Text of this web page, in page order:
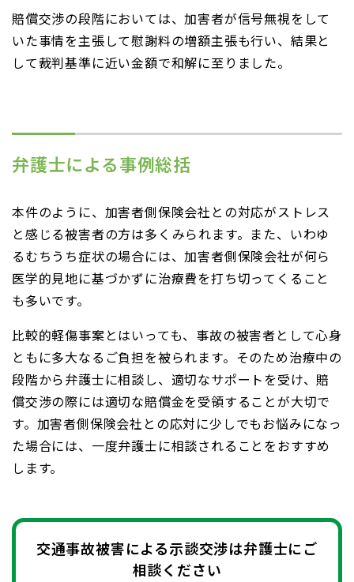
賠償交渉の段階においては、加害者が信号無視をして
いた事情を主張して慰謝料の増額主張も行い、結果と
して裁判基準に近い金額で和解に至りました。
弁護士による事例総括
本件のように、加害者側保険会社との対応がストレス
と感じる被害者の方は多くみられます。また、いわゆ
るむちうち症状の場合には、加害者側保険会社が何ら
医学的見地に基づかずに治療費を打ち切ってくること
も多いです。
比較的軽傷事案とはいっても、事故の被害者として心身
ともに多大なるご負担を被られます。そのため治療中の
段階から弁護士に相談し、適切なサポートを受け、賠
償交渉の際には適切な賠償金を受領することが大切で
す。加害者側保険会社との応対に少しでもお悩みになっ
た場合には、一度弁護士に相談されることをおすすめ
します。
交通事故被害による示談交渉は弁護士にご
相談ください